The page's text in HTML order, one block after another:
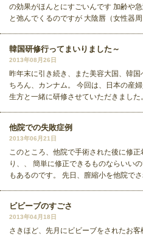
の効果がほんとにすごいんです 加齢や
と弛んでくるのですが 大陰唇（女性器
韓国研修行ってまいりました～
2013年08月26日
昨年末に引き続き、また美容大国、韓
ちろん、カンナム。 今回は、日本の産
生方と一緒に研修させていただきました
他院での失敗症例
2013年06月21日
このところ、他院で手術された後に修
り、、 簡単に修正できるものならいい
もあるのです。 先日、膣縮小を他院で
ビビーブのすごさ
2013年04月18日
さきほど、先月にビビーブをされたお客